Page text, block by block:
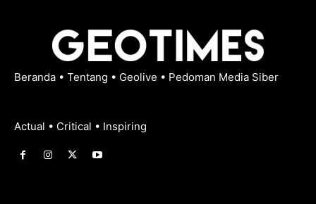
Beranda • Tentang • Geolive • Pedoman Media Siber
Actual • Critical • Inspiring